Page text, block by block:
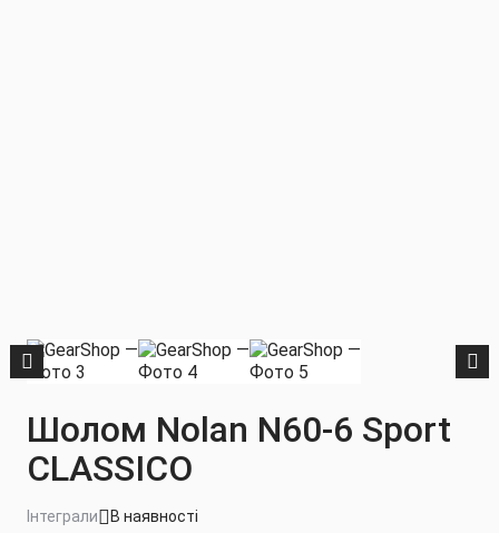
Шолом Nolan N60-6 Sport
CLASSICO
Інтеграли В наявності